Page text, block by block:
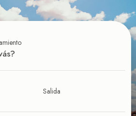
TU PRÓXIMO TROTE?
Salida